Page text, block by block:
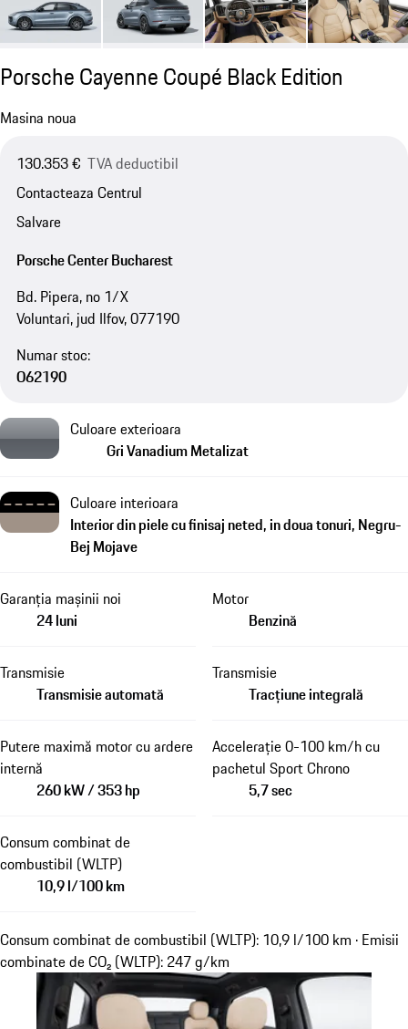
Porsche Cayenne Coupé Black Edition
Masina noua
130.353 € TVA deductibil
Contacteaza Centrul
Salvare
Porsche Center Bucharest
Bd. Pipera, no 1/X
Voluntari, jud Ilfov, 077190
Numar stoc:
O62190
Culoare exterioara
Gri Vanadium Metalizat
Culoare interioara
Interior din piele cu finisaj neted, in doua tonuri, Negru-
Bej Mojave
Garanția mașinii noi
24 luni
Motor
Benzină
Transmisie
Transmisie automată
Transmisie
Tracțiune integrală
Putere maximă motor cu ardere
internă
260 kW / 353 hp
Accelerație 0-100 km/h cu
pachetul Sport Chrono
5,7 sec
Consum combinat de
combustibil (WLTP)
10,9 l/100 km
Consum combinat de combustibil (WLTP): 10,9 l/100 km · Emisii
combinate de CO₂ (WLTP): 247 g/km